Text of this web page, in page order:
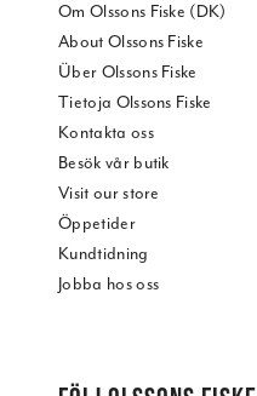
Om Olssons Fiske (DK)
About Olssons Fiske
Über Olssons Fiske
Tietoja Olssons Fiske
Kontakta oss
Besök vår butik
Visit our store
Öppetider
Kundtidning
Jobba hos oss